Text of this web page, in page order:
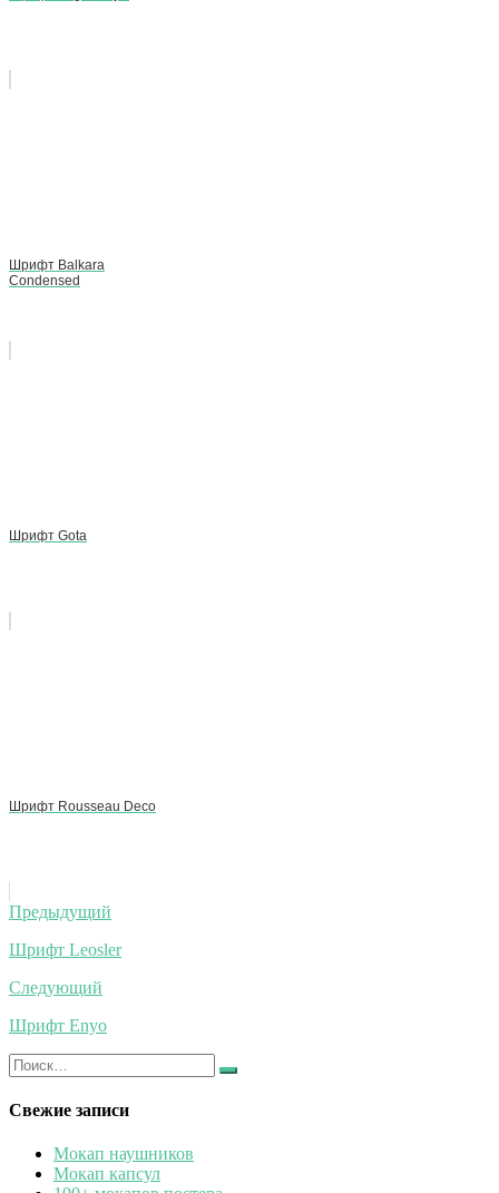
Шрифт Balkara
Condensed
Шрифт Gota
Шрифт Rousseau Deco
Навигация
по
записям
Предыдущий
Шрифт Leosler
Следующий
Шрифт Enyo
Искать:
Найти
Свежие записи
Мокап наушников
Мокап капсул